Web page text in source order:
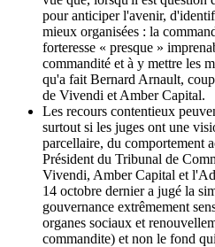
pour anticiper l'avenir,
mieux organisées : la
forteresse « presque »
commandité et à y mettre les
qu'a fait Bernard Arnault,
de Vivendi et Amber Capital.
Les recours contentieux
surtout si les juges ont une
parcellaire, du comportement
Président du Tribunal de
Vivendi, Amber Capital et
14 octobre dernier a jugé la
gouvernance extrêmement
organes sociaux et
commandite) et non le fond